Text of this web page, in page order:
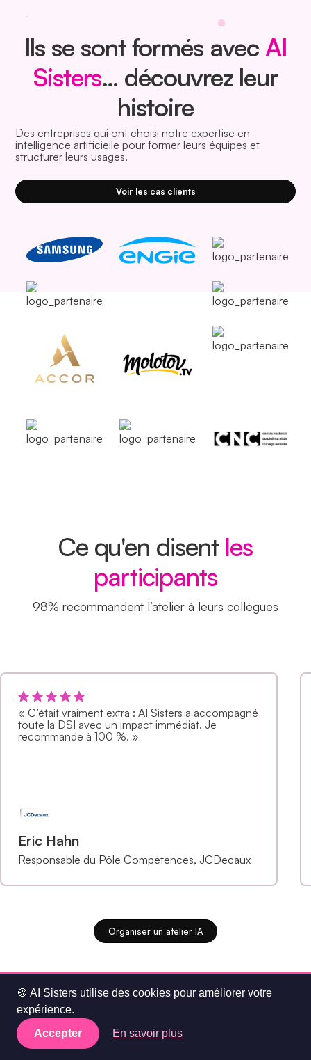
Ils se sont formés avec AI
Sisters… découvrez leur
histoire
Des entreprises qui ont choisi notre expertise en
intelligence artificielle pour former leurs équipes et
structurer leurs usages.
Voir les cas clients
Ce qu'en disent les
participants
98% recommandent l’atelier à leurs collègues
« C’était vraiment extra : AI Sisters a accompagné
toute la DSI avec un impact immédiat. Je
recommande à 100 %. »
Eric Hahn
Responsable du Pôle Compétences, JCDecaux
Organiser un atelier IA
🍪 AI Sisters utilise des cookies pour améliorer votre
expérience.
Accepter
En savoir plus